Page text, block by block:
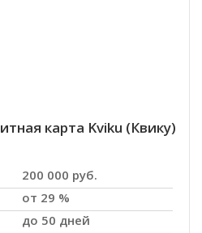
карта Kviku (Квику)
200 000 руб.
от 29 %
до 50 дней